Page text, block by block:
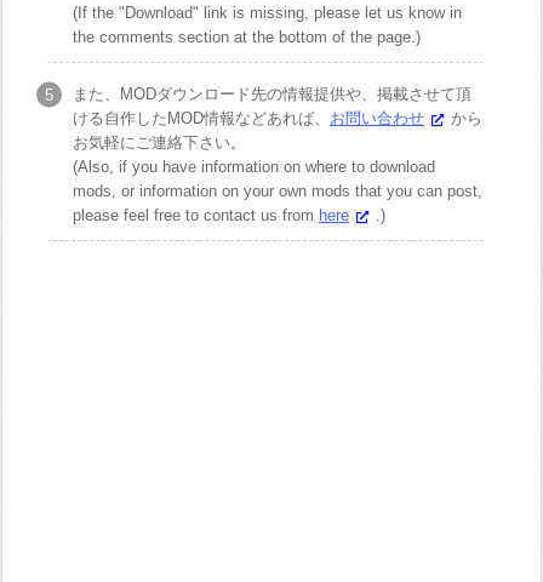
(If the "Download" link is missing, please let us know in
the comments section at the bottom of the page.)
また、MODダウンロード先の情報提供や、掲載させて頂
ける自作したMOD情報などあれば、 お問い合わせ
から
お気軽にご連絡下さい。
(Also, if you have information on where to download
mods, or information on your own mods that you can post,
please feel free to contact us from here .)